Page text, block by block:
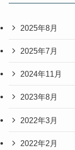
2025年8月
2025年7月
2024年11月
2023年8月
2022年3月
2022年2月